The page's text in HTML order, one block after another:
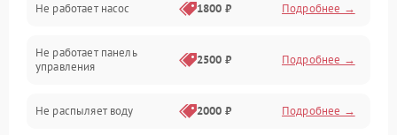
Вода
Гигиена
Программное обеспечение
Не работает насос 1800 ₽ Подробнее →
Не работает панель
управления
2500 ₽ Подробнее →
Не распыляет воду 2000 ₽ Подробнее →